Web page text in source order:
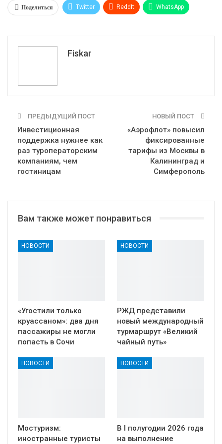
Поделиться Twitter ReddIt WhatsApp
Fiskar
ПРЕДЫДУЩИЙ ПОСТ
Инвестиционная
поддержка нужнее как
раз туроператорским
компаниям, чем
гостиницам
НОВЫЙ ПОСТ
«Аэрофлот» повысил
фиксированные
тарифы из Москвы в
Калининград и
Симферополь
Вам также может понравиться
НОВОСТИ
«Угостили только
круассаном»: два дня
пассажиры не могли
попасть в Сочи
НОВОСТИ
РЖД представили
новый международный
турмаршрут «Великий
чайный путь»
НОВОСТИ
Мостуризм:
иностранные туристы
НОВОСТИ
В I полугодии 2026 года
на выполнение